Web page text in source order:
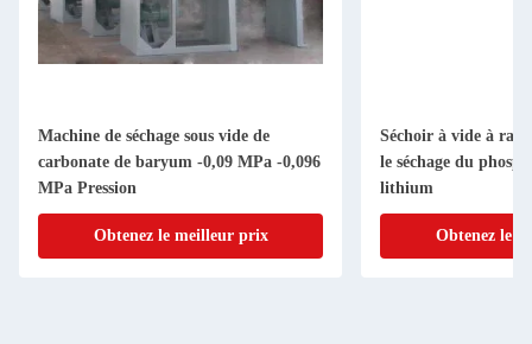
Machine de séchage sous vide de
carbonate de baryum -0,09 MPa -0,096
MPa Pression
Obtenez le meilleur prix
Séchoir à vide à
le séchage du
lithium
Obtenez le